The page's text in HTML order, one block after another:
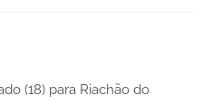
(18) para Riachão do